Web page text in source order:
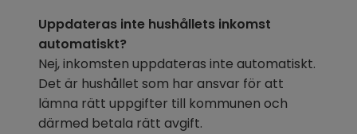
Uppdateras inte hushållets inkomst
automatiskt?
Nej, inkomsten uppdateras inte automatiskt.
Det är hushållet som har ansvar för att
lämna rätt uppgifter till kommunen och
därmed betala rätt avgift.